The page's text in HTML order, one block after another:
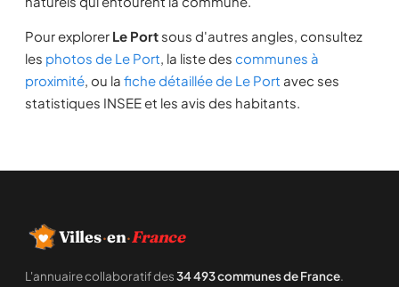
Pour explorer Le Port sous d'autres angles, consultez
les photos de Le Port, la liste des communes à
proximité, ou la fiche détaillée de Le Port avec ses
statistiques INSEE et les avis des habitants.
Villes·en·France
L'annuaire collaboratif des34 493 communes de France.